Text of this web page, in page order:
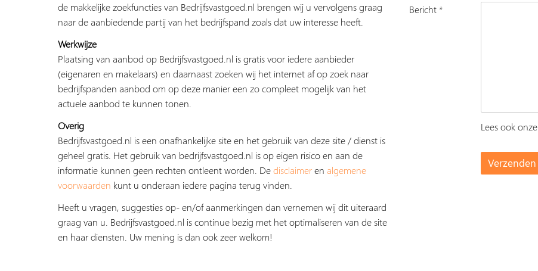
de makkelijke zoekfuncties van Bedrijfsvastgoed.nl brengen wij u vervolgens graag
naar de aanbiedende partij van het bedrijfspand zoals dat uw interesse heeft.
Werkwijze
Plaatsing van aanbod op Bedrijfsvastgoed.nl is gratis voor iedere aanbieder
(eigenaren en makelaars) en daarnaast zoeken wij het internet af op zoek naar
bedrijfspanden aanbod om op deze manier een zo compleet mogelijk van het
actuele aanbod te kunnen tonen.
Overig
Bedrijfsvastgoed.nl is een onafhankelijke site en het gebruik van deze site / dienst is
geheel gratis. Het gebruik van bedrijfsvastgoed.nl is op eigen risico en aan de
informatie kunnen geen rechten ontleent worden. Dedisclaimeren algemene
voorwaarden kunt u onderaan iedere pagina terug vinden.
Heeft u vragen, suggesties op- en/of aanmerkingen dan vernemen wij dit uiteraard
graag van u. Bedrijfsvastgoed.nl is continue bezig met het optimaliseren van de site
en haar diensten. Uw mening is dan ook zeer welkom!
Bericht *
Lees ook onze